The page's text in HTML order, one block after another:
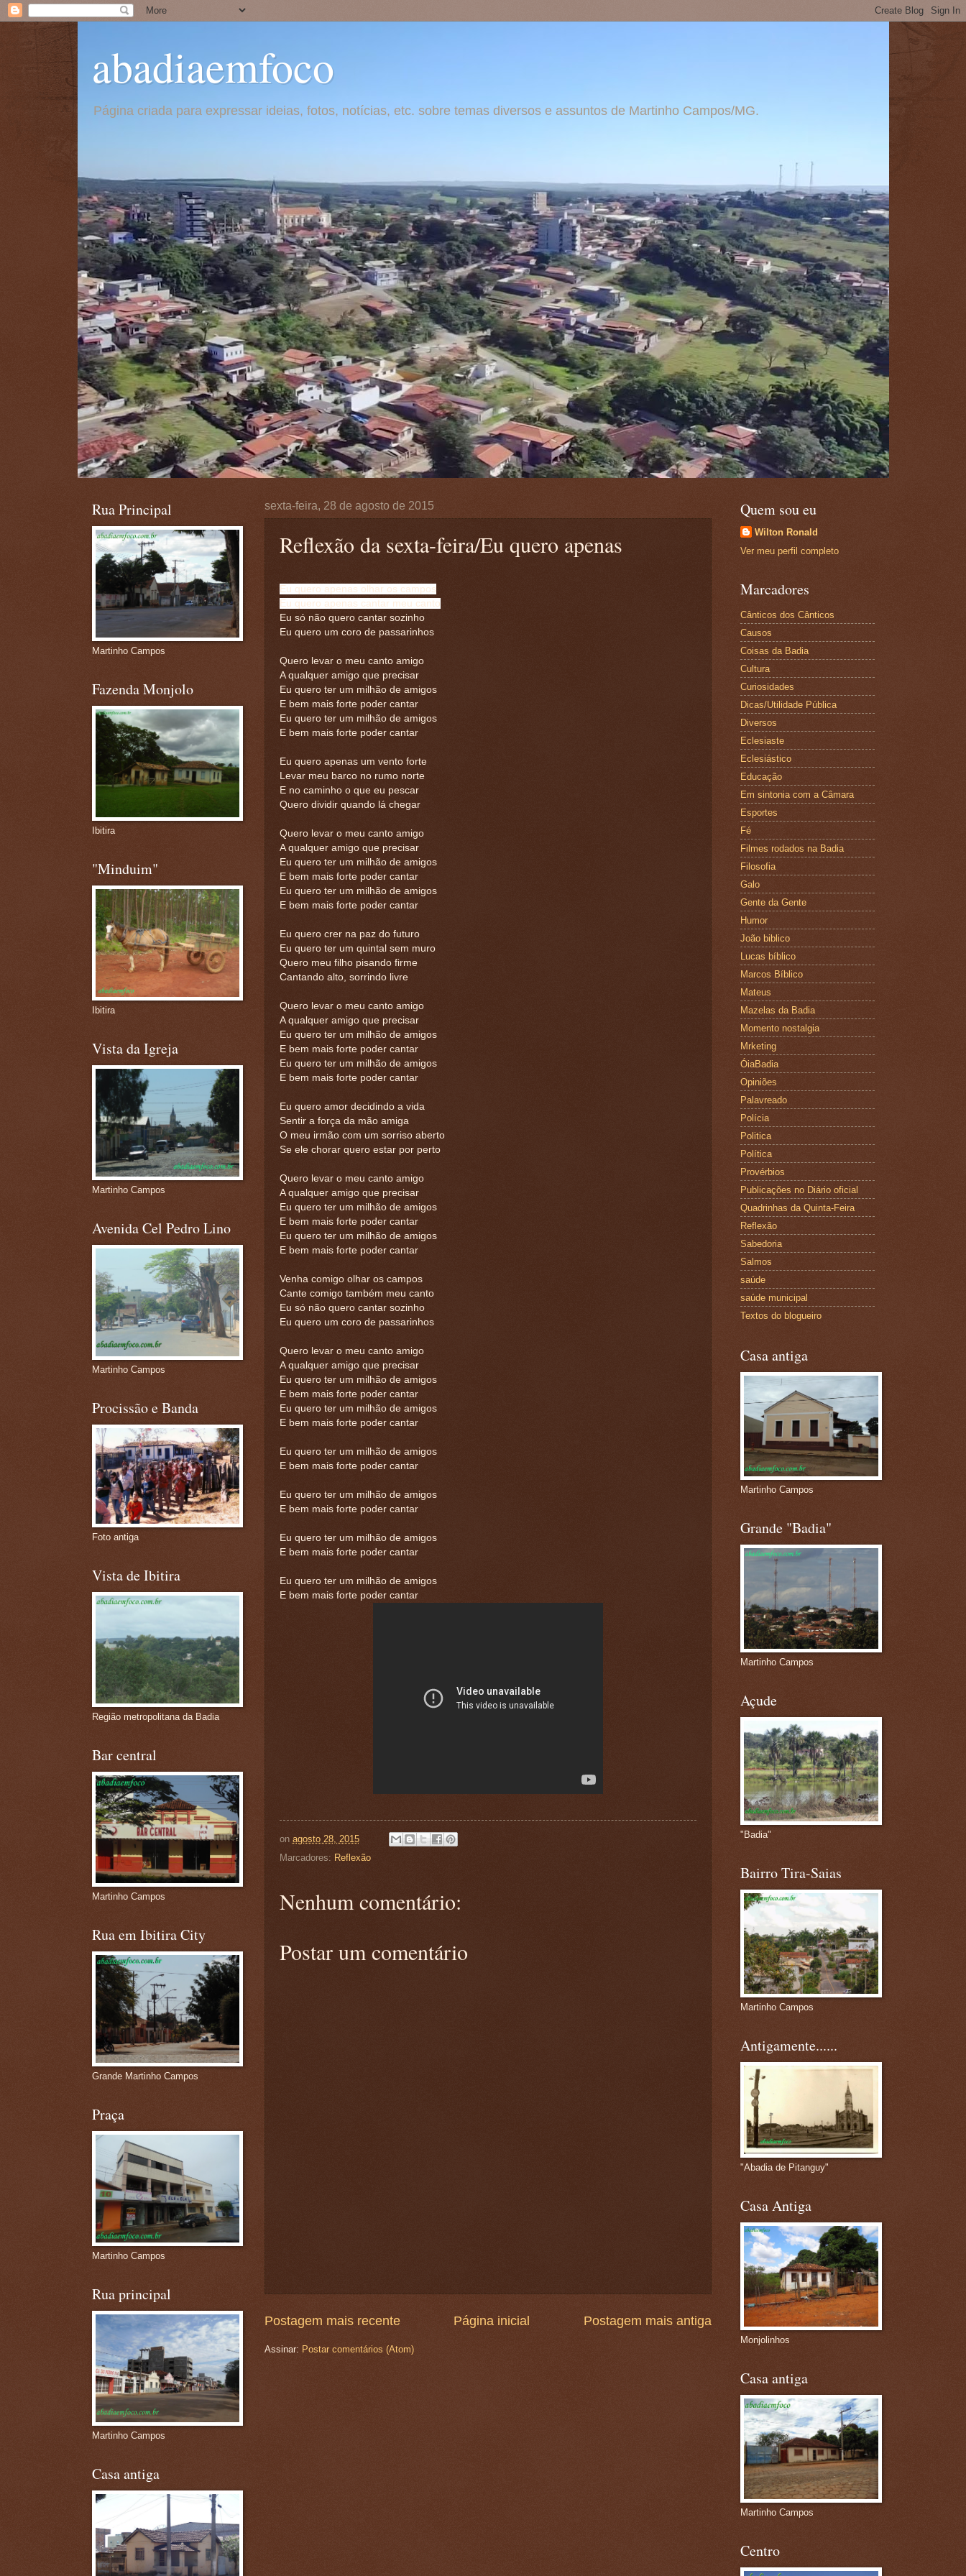
abadiaemfoco
Página criada para expressar ideias, fotos, notícias, etc. sobre temas diversos e assuntos de Martinho Campos/MG.
sexta-feira, 28 de agosto de 2015
Reflexão da sexta-feira/Eu quero apenas
Eu quero apenas olhar os campos
Eu quero apenas cantar meu canto
Eu só não quero cantar sozinho
Eu quero um coro de passarinhos
Quero levar o meu canto amigo
A qualquer amigo que precisar
Eu quero ter um milhão de amigos
E bem mais forte poder cantar
Eu quero ter um milhão de amigos
E bem mais forte poder cantar
Eu quero apenas um vento forte
Levar meu barco no rumo norte
E no caminho o que eu pescar
Quero dividir quando lá chegar
Quero levar o meu canto amigo
A qualquer amigo que precisar
Eu quero ter um milhão de amigos
E bem mais forte poder cantar
Eu quero ter um milhão de amigos
E bem mais forte poder cantar
Eu quero crer na paz do futuro
Eu quero ter um quintal sem muro
Quero meu filho pisando firme
Cantando alto, sorrindo livre
Quero levar o meu canto amigo
A qualquer amigo que precisar
Eu quero ter um milhão de amigos
E bem mais forte poder cantar
Eu quero ter um milhão de amigos
E bem mais forte poder cantar
Eu quero amor decidindo a vida
Sentir a força da mão amiga
O meu irmão com um sorriso aberto
Se ele chorar quero estar por perto
Quero levar o meu canto amigo
A qualquer amigo que precisar
Eu quero ter um milhão de amigos
E bem mais forte poder cantar
Eu quero ter um milhão de amigos
E bem mais forte poder cantar
Venha comigo olhar os campos
Cante comigo também meu canto
Eu só não quero cantar sozinho
Eu quero um coro de passarinhos
Quero levar o meu canto amigo
A qualquer amigo que precisar
Eu quero ter um milhão de amigos
E bem mais forte poder cantar
Eu quero ter um milhão de amigos
E bem mais forte poder cantar
Eu quero ter um milhão de amigos
E bem mais forte poder cantar
Eu quero ter um milhão de amigos
E bem mais forte poder cantar
Eu quero ter um milhão de amigos
E bem mais forte poder cantar
Eu quero ter um milhão de amigos
E bem mais forte poder cantar
on agosto 28, 2015
Marcadores: Reflexão
Nenhum comentário:
Postar um comentário
Postagem mais recente Postagem mais antiga
Página inicial
Assinar: Postar comentários (Atom)
Rua Principal
Martinho Campos
Fazenda Monjolo
Ibitira
"Minduim"
Ibitira
Vista da Igreja
Martinho Campos
Avenida Cel Pedro Lino
Martinho Campos
Procissão e Banda
Foto antiga
Vista de Ibitira
Região metropolitana da Badia
Bar central
Martinho Campos
Rua em Ibitira City
Grande Martinho Campos
Praça
Martinho Campos
Rua principal
Martinho Campos
Casa antiga
Quem sou eu
Wilton Ronald
Ver meu perfil completo
Marcadores
Cânticos dos Cânticos
Causos
Coisas da Badia
Cultura
Curiosidades
Dicas/Utilidade Pública
Diversos
Eclesiaste
Eclesiástico
Educação
Em sintonia com a Câmara
Esportes
Fé
Filmes rodados na Badia
Filosofia
Galo
Gente da Gente
Humor
João biblico
Lucas bíblico
Marcos Bíblico
Mateus
Mazelas da Badia
Momento nostalgia
Mrketing
ÓiaBadia
Opiniões
Palavreado
Polícia
Politica
Política
Provérbios
Publicações no Diário oficial
Quadrinhas da Quinta-Feira
Reflexão
Sabedoria
Salmos
saúde
saúde municipal
Textos do blogueiro
Casa antiga
Martinho Campos
Grande "Badia"
Martinho Campos
Açude
"Badia"
Bairro Tira-Saias
Martinho Campos
Antigamente......
"Abadia de Pitanguy"
Casa Antiga
Monjolinhos
Casa antiga
Martinho Campos
Centro